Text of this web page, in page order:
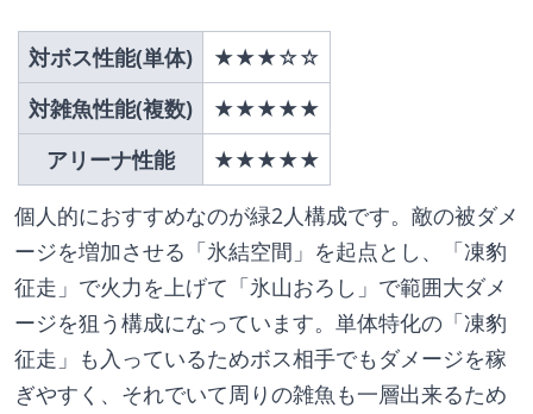
対ボス性能(単体)
★★★☆☆
対雑魚性能(複数)
★★★★★
アリーナ性能
★★★★★
個人的におすすめなのが緑2人構成です。敵の被ダメ
ージを増加させる「氷結空間」を起点とし、「凍豹
征走」で火力を上げて「氷山おろし」で範囲大ダメ
ージを狙う構成になっています。単体特化の「凍豹
征走」も入っているためボス相手でもダメージを稼
ぎやすく、それでいて周りの雑魚も一層出来るため